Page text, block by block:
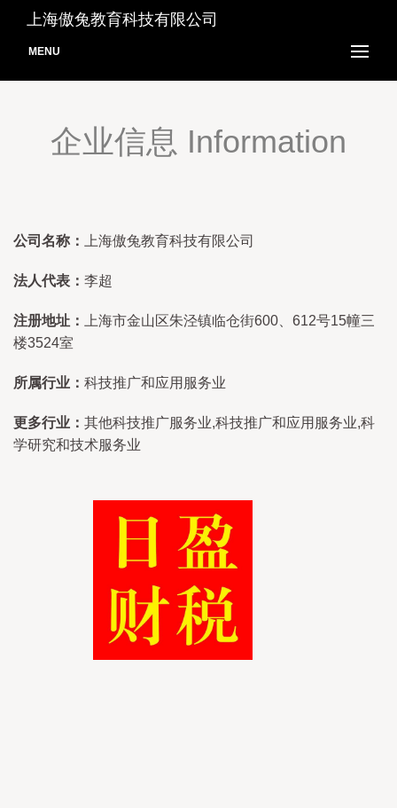
上海傲兔教育科技有限公司
MENU
企业信息 Information
公司名称： 上海傲兔教育科技有限公司
法人代表： 李超
注册地址：
上海市金山区朱泾镇临仓街600、612号15幢三
楼3524室
所属行业： 科技推广和应用服务业
更多行业： 其他科技推广服务业,科技推广和应用服务业,科
学研究和技术服务业